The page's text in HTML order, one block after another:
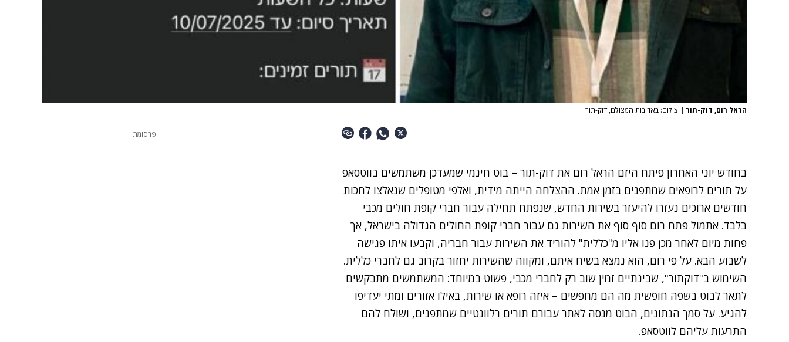
הראל רום, דוק-תור | צילום: באדיבות המצולם, דוק-תור
בחודש יוני האחרון פיתח היזם הראל רום את דוק-תור – בוט חינמי שמעדכן משתמשים בווטסאפ
על תורים לרופאים שמתפנים בזמן אמת. ההצלחה הייתה מידית, ואלפי מטופלים שנאלצו לחכות
חודשים ארוכים נעזרו להיעזר בשירות החדש, שנפתח תחילה עבור חברי קופת חולים מכבי
בלבד. אתמול פתח רום סוף סוף את השירות גם עבור חברי קופת החולים הגדולה בישראל, אך
פחות מיום לאחר מכן פנו אליו מ"כללית" להוריד את השירות עבור חבריה, וקבעו איתו פגישה
לשבוע הבא. על פי רום, הוא נמצא בשיח איתם, ומקווה שהשירות יחזור בקרוב גם לחברי כללית.
השימוש ב"דוקתור", שבינתיים זמין שוב רק לחברי מכבי, פשוט במיוחד: המשתמשים מתבקשים
לתאר לבוט בשפה חופשית מה הם מחפשים – איזה רופא או שירות, באילו אזורים ומתי יעדיפו
להגיע. על סמך הנתונים, הבוט מנסה לאתר עבורם תורים רלוונטיים שמתפנים, ושולח להם
התרעות עליהם לווטסאפ.
פרסומת